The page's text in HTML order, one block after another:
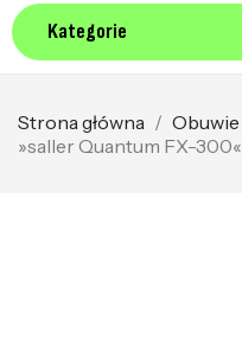
Kategorie
Strona główna Obuwie
»saller Quantum FX-300«